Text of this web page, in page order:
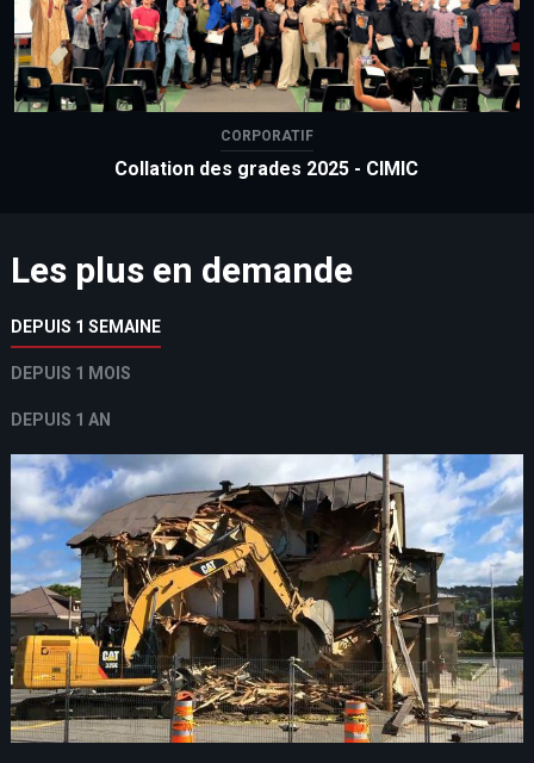
CORPORATIF
Collation des grades 2025 - CIMIC
Les plus en demande
DEPUIS 1 SEMAINE
DEPUIS 1 MOIS
DEPUIS 1 AN